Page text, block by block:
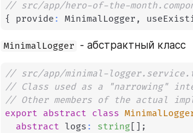
// src/app/hero-of-the-
{
provide : MinimalLogger ,
MinimalLogger - абстрактный класс
// src/app/minimal-
// Class used as a "narrowing"
// Other members of the actual
export abstract class
abstract logs : string [ ] ;